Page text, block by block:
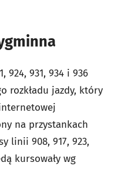
924, 931, 934 i 936
rozkładu jazdy, który
na przystankach
linii 908, 917, 923,
kursowały wg